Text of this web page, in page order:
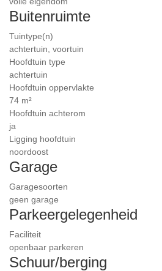
Buitenruimte
Tuintype(n)
achtertuin, voortuin
Hoofdtuin type
achtertuin
Hoofdtuin oppervlakte
74 m²
Hoofdtuin achterom
ja
Ligging hoofdtuin
noordoost
Garage
Garagesoorten
geen garage
Parkeergelegenheid
Faciliteit
openbaar parkeren
Schuur/berging